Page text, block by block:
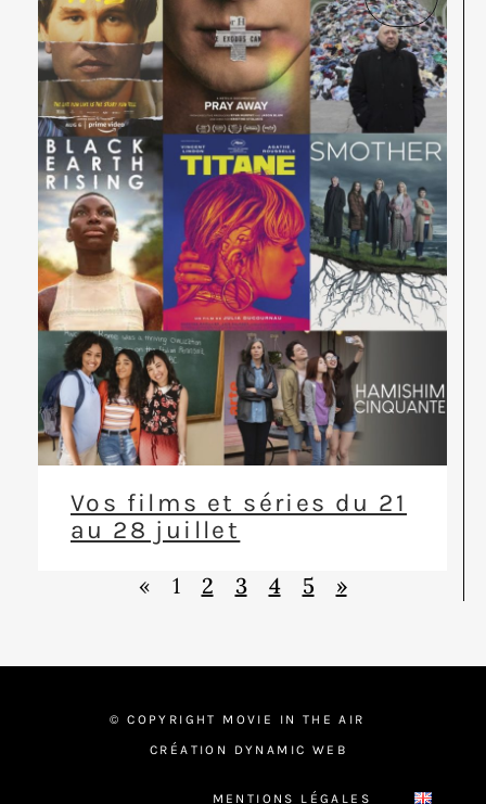
Vos films et séries du 21
au 28 juillet
« 1 2 3 4 5 »
© COPYRIGHT MOVIE IN THE AIR
CRÉATION DYNAMIC WEB
MENTIONS LÉGALES